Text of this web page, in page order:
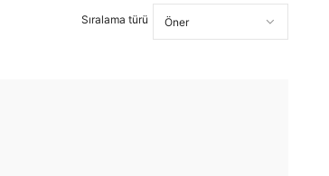
Sıralama türü